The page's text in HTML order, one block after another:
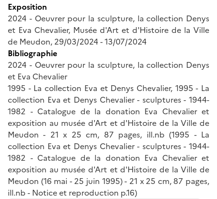
Exposition
2024 - Oeuvrer pour la sculpture, la collection Denys
et Eva Chevalier, Musée d'Art et d'Histoire de la Ville
de Meudon, 29/03/2024 - 13/07/2024
Bibliographie
2024 - Oeuvrer pour la sculpture, la collection Denys
et Eva Chevalier
1995 - La collection Eva et Denys Chevalier, 1995 - La
collection Eva et Denys Chevalier - sculptures - 1944-
1982 - Catalogue de la donation Eva Chevalier et
exposition au musée d'Art et d'Histoire de la Ville de
Meudon - 21 x 25 cm, 87 pages, ill.nb (1995 - La
collection Eva et Denys Chevalier - sculptures - 1944-
1982 - Catalogue de la donation Eva Chevalier et
exposition au musée d'Art et d'Histoire de la Ville de
Meudon (16 mai - 25 juin 1995) - 21 x 25 cm, 87 pages,
ill.nb - Notice et reproduction p.16)